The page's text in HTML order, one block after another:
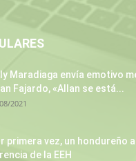
Maradiaga envía emotivo
Fajardo, «Allan se está...
2021
primera vez, un hondureño
de la EEH